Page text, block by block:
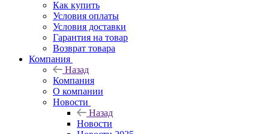
Как купить
Условия оплаты
Условия доставки
Гарантия на товар
Возврат товара
Компания
Назад
Компания
О компании
Новости
Назад
Новости